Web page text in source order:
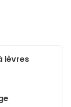
lèvres